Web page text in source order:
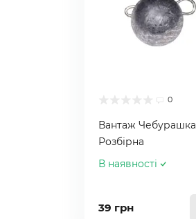
0
Вантаж Чебурашка
Розбірна
В наявності
39 грн